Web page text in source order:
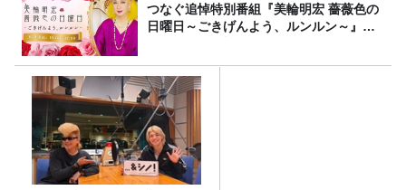
つなぐ追悼特別番組『美輪明宏 薔薇色の
日曜日～ごきげんよう、ルンルン～』